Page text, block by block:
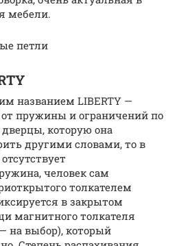
мебели.
петли
названием LIBERTY —
пружины и ограничений по
которую она
другими словами, то в
человек сам
толкателем
в закрытом
магнитного толкателя
— на выбор), который